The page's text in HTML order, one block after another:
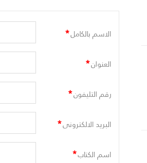
الاسم بالكامل*
العنوان*
رقم التليفون*
البريد الالكترونى*
اسم الكتاب*